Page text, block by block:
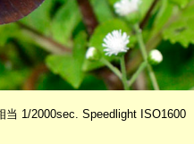
当 1/2000sec. Speedlight ISO1600